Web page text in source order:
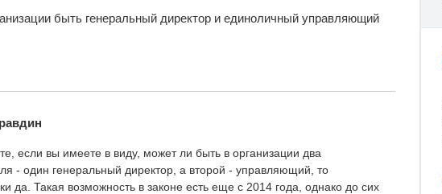
быть генеральный директор и единоличный управляющий
если вы имеете в виду, может ли быть в организации два
- один генеральный директор, а второй - управляющий, то
да. Такая возможность в законе есть еще с 2014 года, однако до сих